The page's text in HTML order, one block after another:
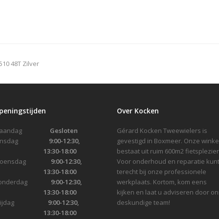
48T Zilver
Gesloten
9:00-12:30,
13:30-18:00
9:00-12:30,
13:30-18:00
9:00-12:30,
13:30-18:00
9:00-12:30,
13:30-18:00
Over Kocken
Gérard Kocken Tweewielers is
gevestigd in Boxmeer. Onze
bestaat uit ruim 600m2
Voor onderhoud en reparatie
terecht bij onze professionele
werkplaats. Kortom, kom eens
kijken en laat u adviseren door
deskundige team!